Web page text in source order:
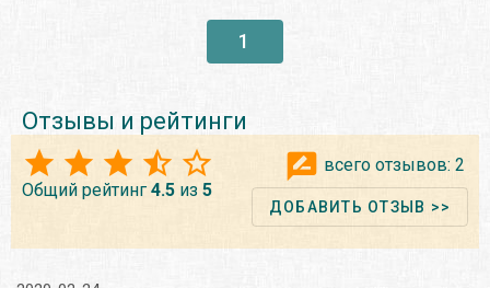
1
Отзывы и рейтинги
Общий рейтинг 4.5 из 5
всего отзывов: 2
ДОБАВИТЬ ОТЗЫВ >>